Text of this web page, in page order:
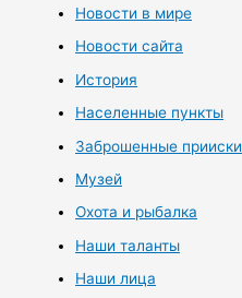
Новости в мире
Новости сайта
История
Населенные пункты
Заброшенные прииски
Музей
Охота и рыбалка
Наши таланты
Наши лица